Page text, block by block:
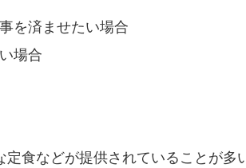
を済ませたい場合
場合
食などが提供されていることが多